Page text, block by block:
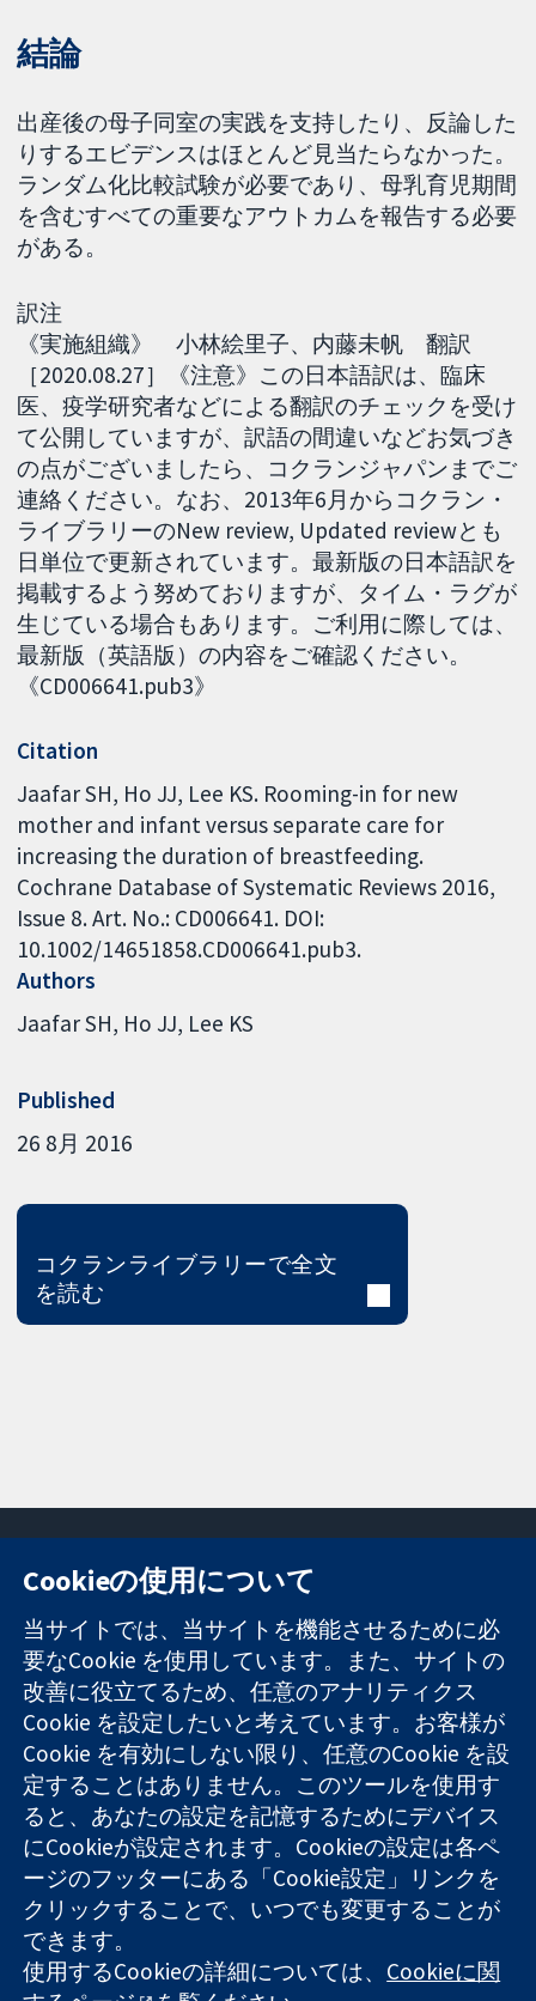
結論
出産後の母子同室の実践を支持したり、反論した
りするエビデンスはほとんど見当たらなかった。
ランダム化比較試験が必要であり、母乳育児期間
を含むすべての重要なアウトカムを報告する必要
がある。
訳注
《実施組織》 小林絵里子、内藤未帆 翻訳
［2020.08.27］《注意》この日本語訳は、臨床
医、疫学研究者などによる翻訳のチェックを受け
て公開していますが、訳語の間違いなどお気づき
の点がございましたら、コクランジャパンまでご
連絡ください。なお、2013年6月からコクラン・
ライブラリーのNew review, Updated reviewとも
日単位で更新されています。最新版の日本語訳を
掲載するよう努めておりますが、タイム・ラグが
生じている場合もあります。ご利用に際しては、
最新版（英語版）の内容をご確認ください。
《CD006641.pub3》
Citation
Jaafar SH, Ho JJ, Lee KS. Rooming-in for new
mother and infant versus separate care for
increasing the duration of breastfeeding.
Cochrane Database of Systematic Reviews 2016,
Issue 8. Art. No.: CD006641. DOI:
10.1002/14651858.CD006641.pub3.
Authors
Jaafar SH Ho JJ Lee KS
Published
26 8月 2016
コクランライブラリーで全文
を読む
信頼できるエビ
デンスと
情報に基づく意
思決定により
健康のさらなる
向上へ
11-13 Cavendish
Square
London
W1G 0AN
United Kingdom
お問い合わせ
ニュース
広報
コクランにつ
いて
採用
Cochrane
Library
コクラン・コラボレーションは、イングランド及びウェールズ
に登録された慈善団体（登録番号 1045921）および保証有限責
任会社（登録番号 03044323）です。付加価値税登録番号 GB
718 2127 49
Cookieの使用について
当サイトでは、当サイトを機能させるために必
要なCookie を使用しています。また、サイトの
改善に役立てるため、任意のアナリティクス
Cookie を設定したいと考えています。お客様が
Cookie を有効にしない限り、任意のCookie を設
定することはありません。このツールを使用す
ると、あなたの設定を記憶するためにデバイス
にCookieが設定されます。Cookieの設定は各ペ
ージのフッターにある「Cookie設定」リンクを
クリックすることで、いつでも変更することが
できます。
使用するCookieの詳細については、 Cookieに関